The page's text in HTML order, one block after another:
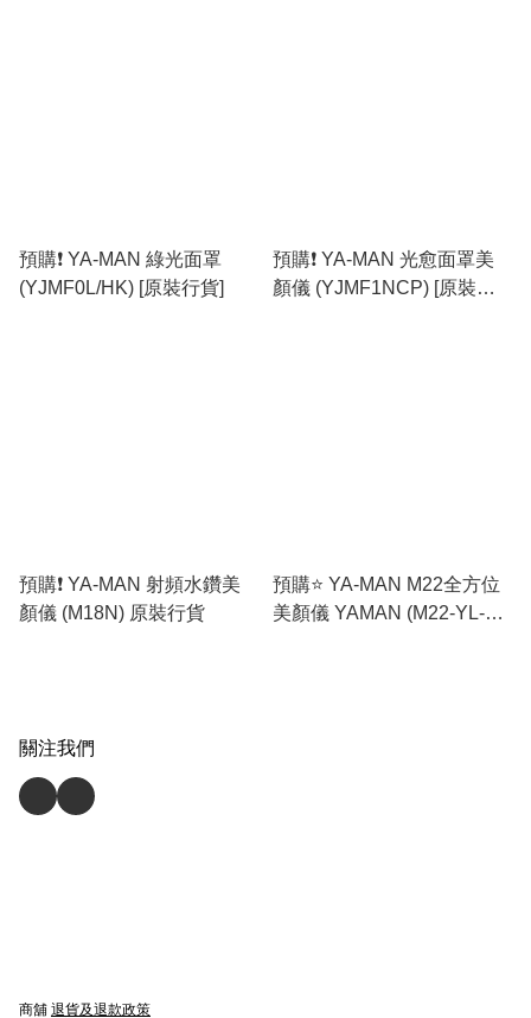
預購❗️ YA-MAN 綠光面罩
(YJMF0L/HK) [原裝行貨]
預購❗️ YA-MAN 光愈面罩美
顏儀 (YJMF1NCP) [原裝行
預購❗️ YA-MAN 射頻水鑽美
顏儀 (M18N) 原裝行貨
預購⭐️ YA-MAN M22全方位
美顏儀 YAMAN (M22-YL-2)
關注我們
商舖 退貨及退款政策